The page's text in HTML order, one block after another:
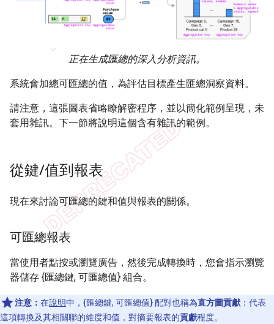
正在生成匯總的深入分析資訊。
系統會加總可匯總的值，為評估目標產生匯總洞察資料。
請注意，這張圖表省略瞭解密程序，並以簡化範例呈現，未
套用雜訊。下一節將說明這個含有雜訊的範例。
從鍵/值到報表
現在來討論可匯總的鍵和值與報表的關係。
可匯總報表
當使用者點按或瀏覽廣告，然後完成轉換時，您會指示瀏覽
器儲存 {匯總鍵, 可匯總值} 組合。
注意： 在說明中，{匯總鍵, 可匯總值} 配對也稱為直方圖貢獻 ：代表
這項轉換及其相關聯的維度和值，對摘要報表的貢獻程度。